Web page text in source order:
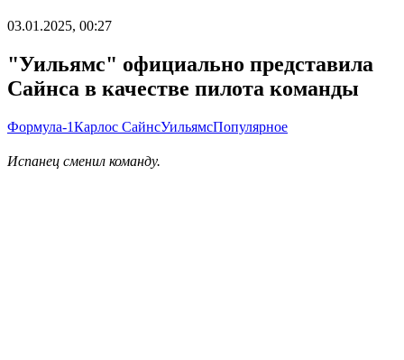
03.01.2025, 00:27
"Уильямс" официально представила
Сайнса в качестве пилота команды
Формула-1Карлос СайнсУильямсПопулярное
Испанец сменил команду.